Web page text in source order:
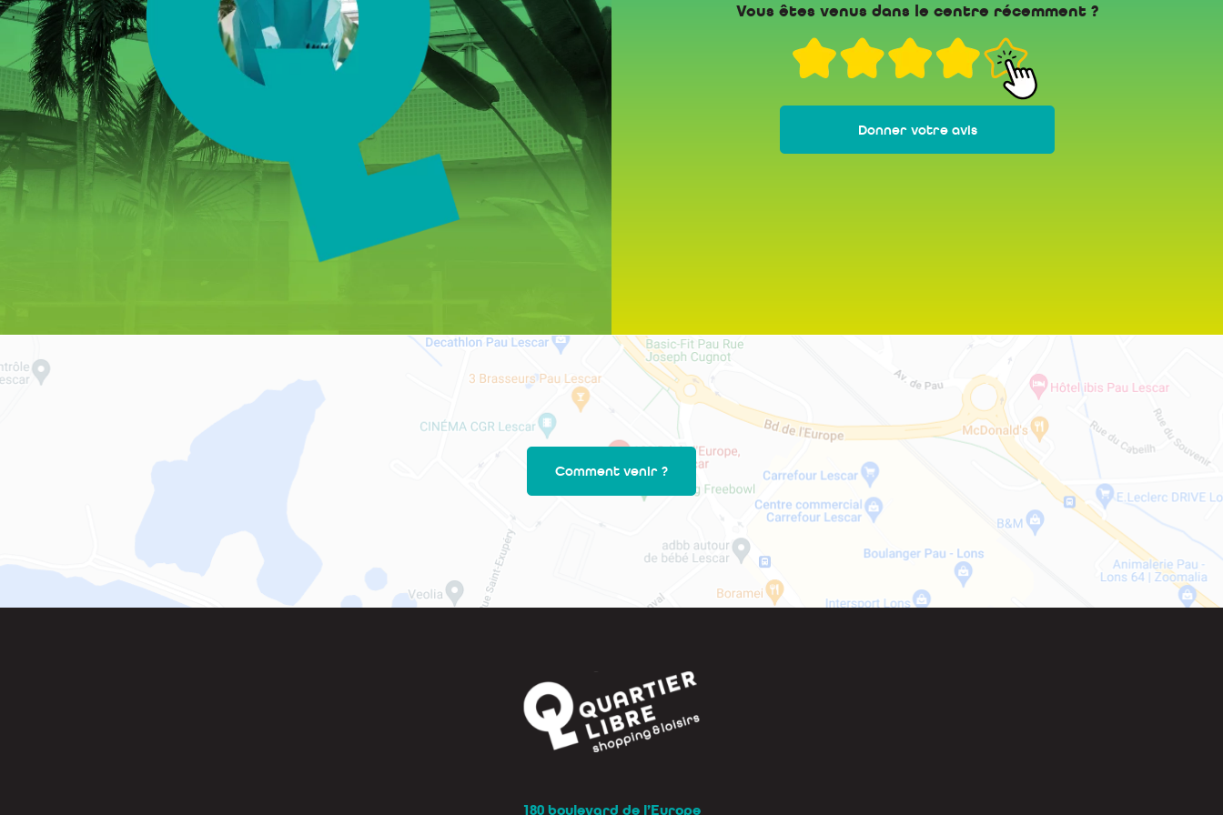
Vous êtes venus dans le centre récemment ?
Donner votre avis
Comment venir ?
180 boulevard de l’Europe